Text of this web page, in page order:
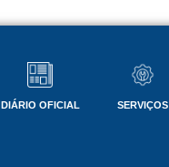
DIÁRIO OFICIAL SERVIÇOS